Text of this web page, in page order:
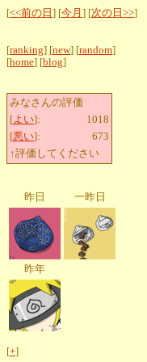
[<<前の日 ] [今月 ] [次の日>>]
[ranking] [new] [random]
[home] [blog]
みなさんの評価
[よい]:
1018
[悪い]:
673
↑評価してください
昨日 一昨日
昨年
[+]